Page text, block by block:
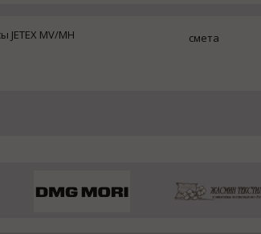
MV/MH смета